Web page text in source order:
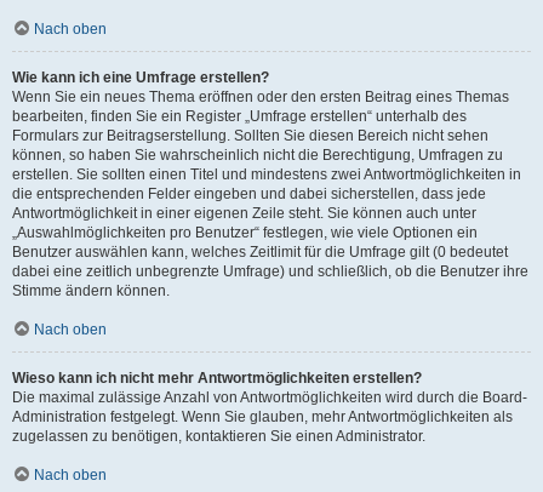
Nach oben
Wie kann ich eine Umfrage erstellen?
Wenn Sie ein neues Thema eröffnen oder den ersten Beitrag eines Themas
bearbeiten, finden Sie ein Register „Umfrage erstellen“ unterhalb des
Formulars zur Beitragserstellung. Sollten Sie diesen Bereich nicht sehen
können, so haben Sie wahrscheinlich nicht die Berechtigung, Umfragen zu
erstellen. Sie sollten einen Titel und mindestens zwei Antwortmöglichkeiten in
die entsprechenden Felder eingeben und dabei sicherstellen, dass jede
Antwortmöglichkeit in einer eigenen Zeile steht. Sie können auch unter
„Auswahlmöglichkeiten pro Benutzer“ festlegen, wie viele Optionen ein
Benutzer auswählen kann, welches Zeitlimit für die Umfrage gilt (0 bedeutet
dabei eine zeitlich unbegrenzte Umfrage) und schließlich, ob die Benutzer ihre
Stimme ändern können.
Nach oben
Wieso kann ich nicht mehr Antwortmöglichkeiten erstellen?
Die maximal zulässige Anzahl von Antwortmöglichkeiten wird durch die Board-
Administration festgelegt. Wenn Sie glauben, mehr Antwortmöglichkeiten als
zugelassen zu benötigen, kontaktieren Sie einen Administrator.
Nach oben